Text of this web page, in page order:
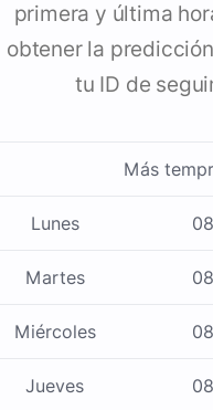
primera y última
obtener la
tu ID de
Más
Lunes
Martes
Miércoles
Jueves